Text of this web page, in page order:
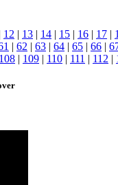
12 | 13 | 14 | 15 | 16 | 17 |
| 62 | 63 | 64 | 65 | 66 |
108 | 109 | 110 | 111 | 112 |